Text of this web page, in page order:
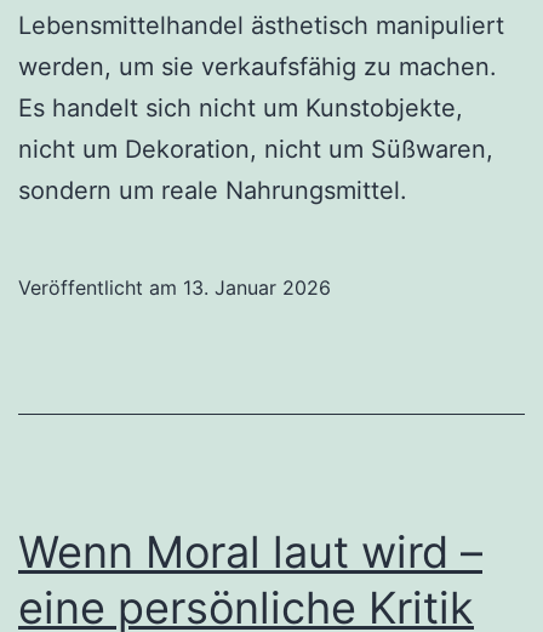
Lebensmittelhandel ästhetisch manipuliert
werden, um sie verkaufsfähig zu machen.
Es handelt sich nicht um Kunstobjekte,
nicht um Dekoration, nicht um Süßwaren,
sondern um reale Nahrungsmittel.
Veröffentlicht am 13. Januar 2026
Wenn Moral laut wird –
eine persönliche Kritik